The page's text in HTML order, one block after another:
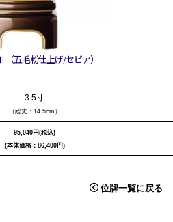
五毛粉仕上げ/セピア）
3.5寸
（総丈：14.5cm）
95,040 円(税込)
(本体価格：86,400円)
位牌一覧に戻る